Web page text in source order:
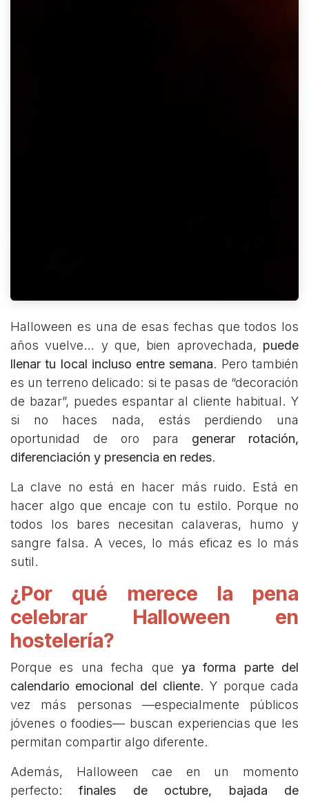
Halloween es una de esas fechas que todos los
años vuelve… y que, bien aprovechada, puede
llenar tu local incluso entre semana. Pero también
es un terreno delicado: si te pasas de “decoración
de bazar”, puedes espantar al cliente habitual. Y
si no haces nada, estás perdiendo una
oportunidad de oro para generar rotación,
diferenciación y presencia en redes.
La clave no está en hacer más ruido. Está en
hacer algo que encaje con tu estilo. Porque no
todos los bares necesitan calaveras, humo y
sangre falsa. A veces, lo más eficaz es lo más
sutil.
¿Por qué merece la pena
celebrar Halloween en
hostelería?
Porque es una fecha que ya forma parte del
calendario emocional del cliente. Y porque cada
vez más personas —especialmente públicos
jóvenes o foodies— buscan experiencias que les
permitan compartir algo diferente.
Además, Halloween cae en un momento
perfecto:finales de octubre, bajada de